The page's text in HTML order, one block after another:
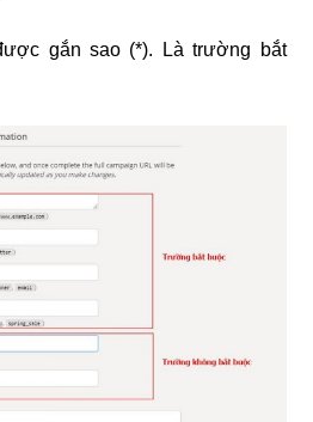
gắn sao (*). Là trường bắt